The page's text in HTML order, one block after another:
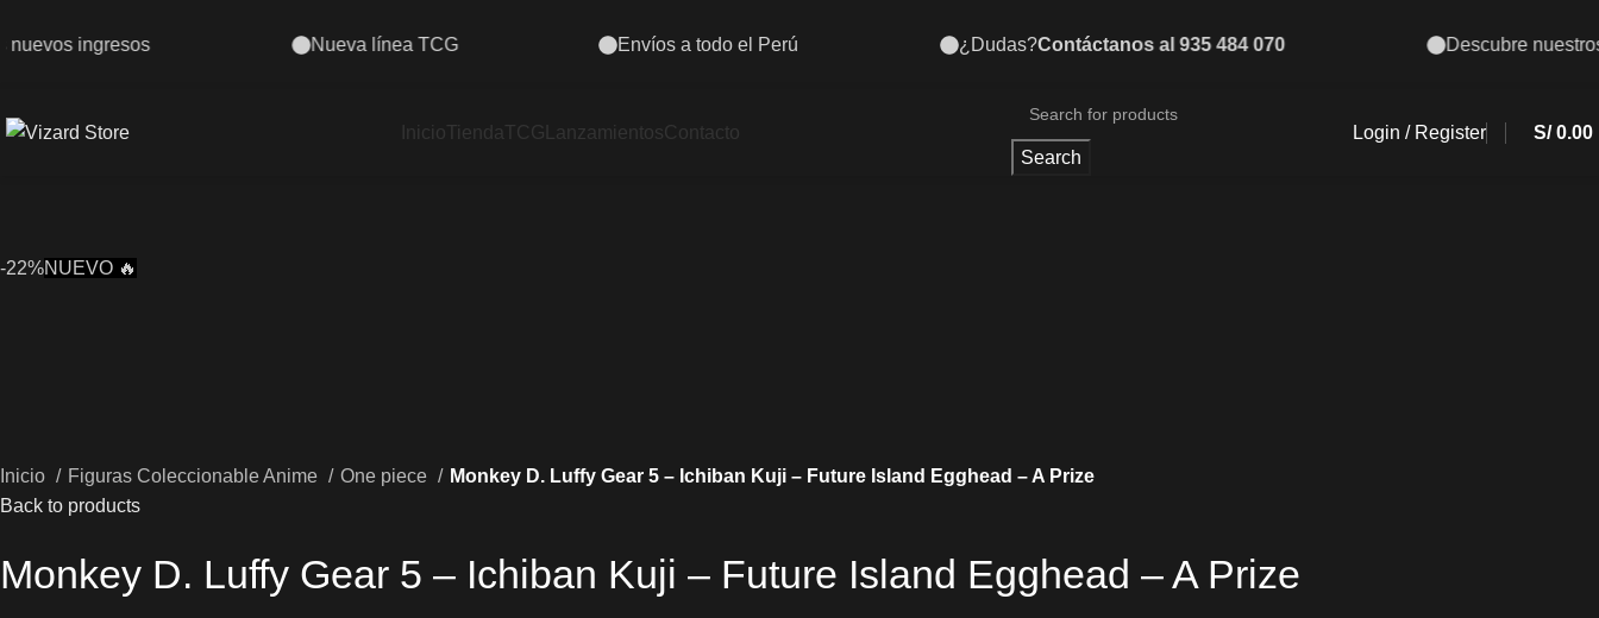
TCG Envíos a todo el Perú ¿Dudas?Contáctanos al 935 484 070 Descubre nuestros nuevos ingresos
InicioTiendaTCG LanzamientosContacto
Search
Login / Register S/0.00
-22%NUEVO 🔥
Inicio Figuras Coleccionable Anime One piece
Monkey D. Luffy Gear 5 – Ichiban Kuji – Future Island Egghead – A Prize
Back to products
Monkey D. Luffy Gear 5 – Ichiban Kuji – Future Island Egghead – A Prize